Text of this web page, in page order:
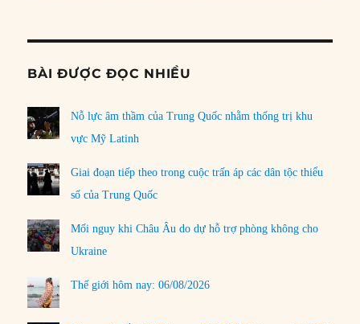
BÀI ĐƯỢC ĐỌC NHIỀU
Nỗ lực âm thầm của Trung Quốc nhằm thống trị khu
vực Mỹ Latinh
Giai đoạn tiếp theo trong cuộc trấn áp các dân tộc thiểu
số của Trung Quốc
Mối nguy khi Châu Âu do dự hỗ trợ phòng không cho
Ukraine
Thế giới hôm nay: 06/08/2026